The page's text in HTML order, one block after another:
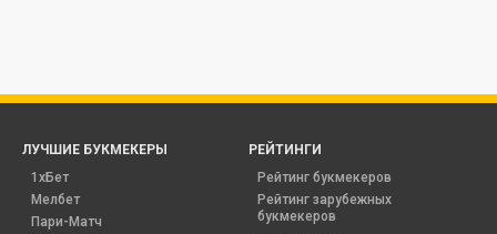
ЛУЧШИЕ БУКМЕКЕРЫ
1хБет
Мелбет
Пари-Матч
РЕЙТИНГИ
Рейтинг букмекеров
Рейтинг зарубежных
букмекеров